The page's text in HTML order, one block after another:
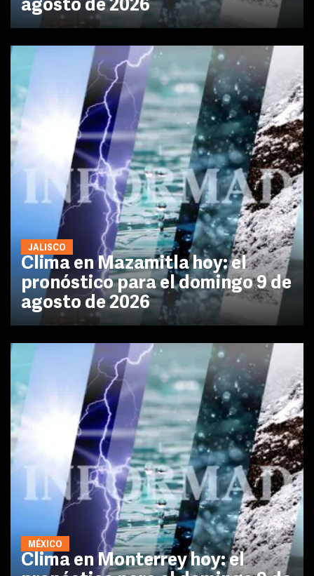
agosto de 2026
JALISCO
Clima en Mazamitla hoy: el
pronóstico para el domingo 9 de
agosto de 2026
MÉXICO
Clima en Monterrey hoy: el